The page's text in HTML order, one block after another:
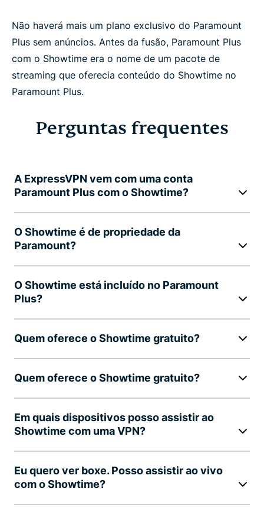
Não haverá mais um plano exclusivo do Paramount
Plus sem anúncios. Antes da fusão, Paramount Plus
com o Showtime era o nome de um pacote de
streaming que oferecia conteúdo do Showtime no
Paramount Plus.
Perguntas frequentes
A ExpressVPN vem com uma conta
Paramount Plus com o Showtime?
O Showtime é de propriedade da
Paramount?
O Showtime está incluído no Paramount
Plus?
Quem oferece o Showtime gratuito?
Quem oferece o Showtime gratuito?
Em quais dispositivos posso assistir ao
Showtime com uma VPN?
Eu quero ver boxe. Posso assistir ao vivo
com o Showtime?